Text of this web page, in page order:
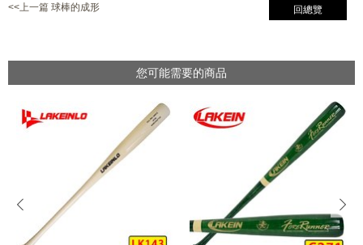
<<上一篇 球棒的成形 回總覽
您可能需要的商品
prev next